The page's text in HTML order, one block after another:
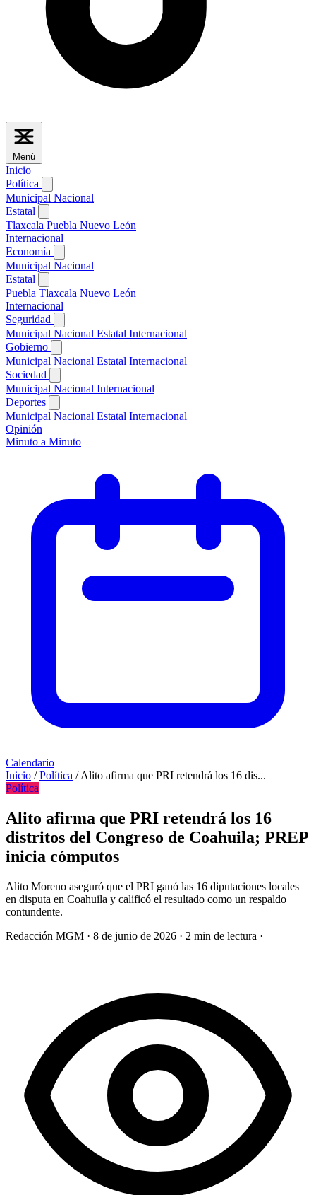
Menú
Inicio
Política
Municipal Nacional
Estatal
Tlaxcala Puebla Nuevo León
Internacional
Economía
Municipal Nacional
Estatal
Puebla Tlaxcala Nuevo León
Internacional
Seguridad
Municipal Nacional Estatal Internacional
Gobierno
Municipal Nacional Estatal Internacional
Sociedad
Municipal Nacional Internacional
Deportes
Municipal Nacional Estatal Internacional
Opinión
Minuto a Minuto
Calendario
Inicio / Política / Alito afirma que PRI retendrá los 16 dis...
Política
Alito afirma que PRI retendrá los 16
distritos del Congreso de Coahuila; PREP
inicia cómputos
Alito Moreno aseguró que el PRI ganó las 16 diputaciones locales
en disputa en Coahuila y calificó el resultado como un respaldo
contundente.
Redacción MGM · 8 de junio de 2026 · 2 min de lectura ·